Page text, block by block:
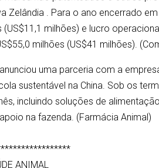
Zelândia . Para o ano encerrado
(US$11,1 milhões) e lucro
milhões (US$41 milhões).
anunciou uma parceria com a
sustentável na China. Sob os
incluindo soluções de
na fazenda. (Farmácia Animal)
ANIMAL